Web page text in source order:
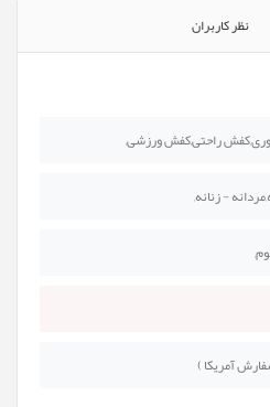
نظر کاربران
راحتی,کفش ورزشی,
- زنانه,
آمریکا )